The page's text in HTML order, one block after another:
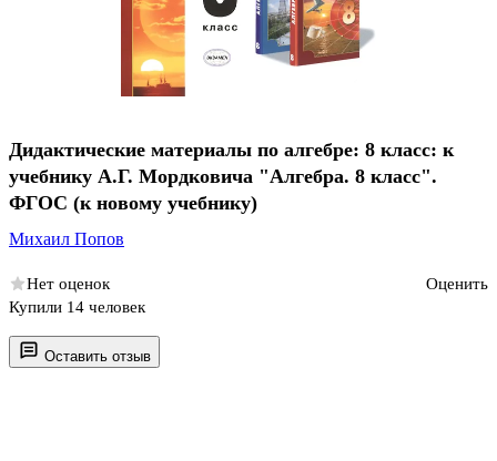
Оставить отзыв
Дидактические материалы по алгебре: 8 класс: к
учебнику А.Г. Мордковича "Алгебра. 8 класс".
ФГОС (к новому учебнику)
Михаил Попов
Нет оценок
Оценить
Купили 14 человек